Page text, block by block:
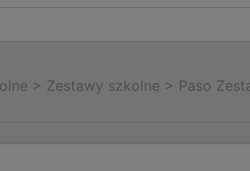
> Zestawy szkolne > Paso